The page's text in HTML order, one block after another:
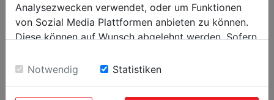
RECOMMENDED PRODUCT
ACCESSORIES
Analysezwecken verwendet, oder um Funktionen
von Sozial Media Plattformen anbieten zu können.
Diese können auf Wunsch abgelehnt werden. Sofern
Einwilligung zu unseren Cookies.
Notwendig Statistiken